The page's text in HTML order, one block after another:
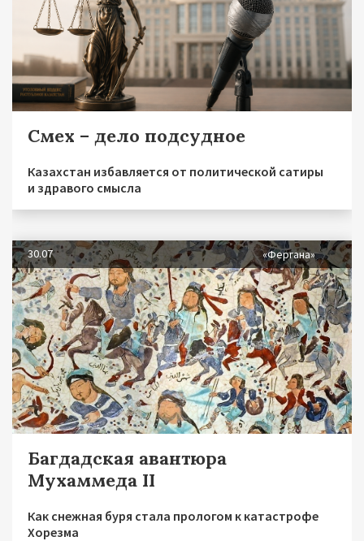
Смех – дело подсудное
Казахстан избавляется от политической сатиры
и здравого смысла
30.07 «Фергана»
Багдадская авантюра
Мухаммеда II
Как снежная буря стала прологом к катастрофе
Хорезма